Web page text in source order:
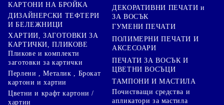
КАРТОНИ НА БРОЙКА
ДИЗАЙНЕРСКИ ТЕФТЕРИ
И БЕЛЕЖНИЦИ
ХАРТИИ, ЗАГОТОВКИ ЗА
КАРТИЧКИ, ПЛИКОВЕ
Пликове и комплекти
заготовки за картички
Перлени , Металик , Брокат
картони и хартии
Цветни и крафт картони /
хартии
ДЕКОРАТИВНИ ПЕЧАТИ и
ЗА ВОСЪК
ГУМЕНИ ПЕЧАТИ
ПОЛИМЕРНИ ПЕЧАТИ И
АКСЕСОАРИ
ПЕЧАТИ ЗА ВОСЪК И
ЦВЕТНИ ВОСЪЦИ
ТАМПОНИ И МАСТИЛА
Почистващи средства и
апликатори за мастила